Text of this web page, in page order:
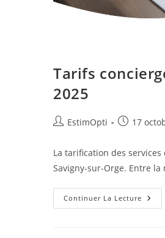
Tarifs
2025
EstimOpti 17
La tarification des
Savigny-sur-Orge. Entre
Continuer La Lecture